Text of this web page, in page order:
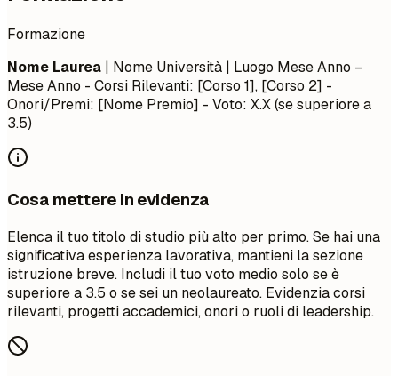
Formazione
Nome Laurea | Nome Università | Luogo Mese Anno –
Mese Anno - Corsi Rilevanti: [Corso 1], [Corso 2] -
Onori/Premi: [Nome Premio] - Voto: X.X (se superiore a
3.5)
Cosa mettere in evidenza
Elenca il tuo titolo di studio più alto per primo. Se hai una
significativa esperienza lavorativa, mantieni la sezione
istruzione breve. Includi il tuo voto medio solo se è
superiore a 3.5 o se sei un neolaureato. Evidenzia corsi
rilevanti, progetti accademici, onori o ruoli di leadership.